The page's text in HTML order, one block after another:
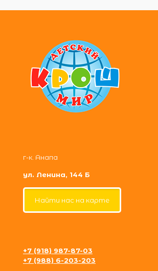
г-к. Анапа
ул. Ленина, 144 Б
Найти нас на карте
+7 (918) 987-87-03
+7 (988) 6-203-203